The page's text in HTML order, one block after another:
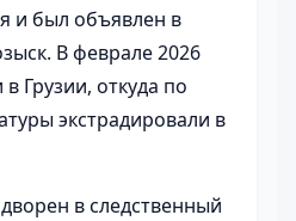
и был объявлен в
В феврале 2026
Грузии, откуда по
экстрадировали в
в следственный